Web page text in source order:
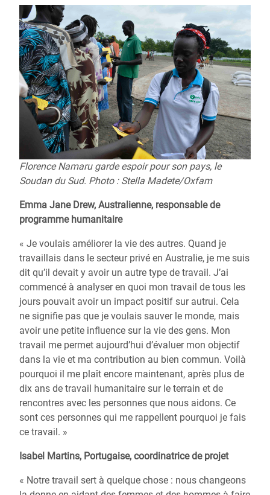
Florence Namaru garde espoir pour son pays, le
Soudan du Sud. Photo : Stella Madete/Oxfam
Emma Jane Drew, Australienne, responsable de
programme humanitaire
« Je voulais améliorer la vie des autres. Quand je
travaillais dans le secteur privé en Australie, je me suis
dit qu’il devait y avoir un autre type de travail. J’ai
commencé à analyser en quoi mon travail de tous les
jours pouvait avoir un impact positif sur autrui. Cela
ne signifie pas que je voulais sauver le monde, mais
avoir une petite influence sur la vie des gens. Mon
travail me permet aujourd’hui d’évaluer mon objectif
dans la vie et ma contribution au bien commun. Voilà
pourquoi il me plaît encore maintenant, après plus de
dix ans de travail humanitaire sur le terrain et de
rencontres avec les personnes que nous aidons. Ce
sont ces personnes qui me rappellent pourquoi je fais
ce travail. »
Isabel Martins, Portugaise, coordinatrice de projet
« Notre travail sert à quelque chose : nous changeons